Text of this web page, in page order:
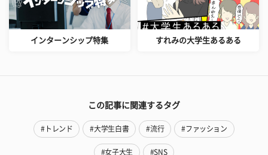
インターンシップ特集 すれみの大学生あるある
この記事に関連するタグ
#トレンド #大学生白書 #流行 #ファッション
#女子大生 #SNS